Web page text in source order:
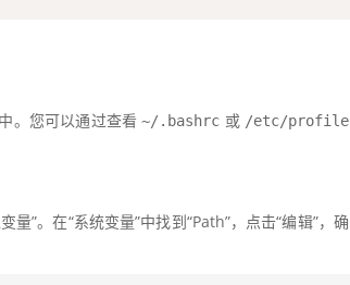
。您可以通过查看~/.bashrc 或 /etc/profile
量”。在“系统变量”中找到“Path”，点击“编辑”，确